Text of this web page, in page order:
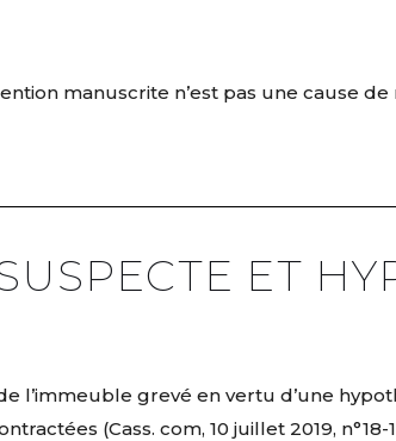
manuscrite n’est pas une cause de
ET
l’immeuble grevé en vertu d’une
(Cass. com, 10 juillet 2019, n°18-